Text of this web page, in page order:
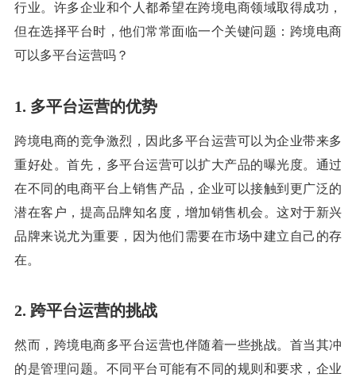
行业。许多企业和个人都希望在跨境电商领域取得成功，
但在选择平台时，他们常常面临一个关键问题：跨境电商
可以多平台运营吗？
1. 多平台运营的优势
跨境电商的竞争激烈，因此多平台运营可以为企业带来多
重好处。首先，多平台运营可以扩大产品的曝光度。通过
在不同的电商平台上销售产品，企业可以接触到更广泛的
潜在客户，提高品牌知名度，增加销售机会。这对于新兴
品牌来说尤为重要，因为他们需要在市场中建立自己的存
在。
2. 跨平台运营的挑战
然而，跨境电商多平台运营也伴随着一些挑战。首当其冲
的是管理问题。不同平台可能有不同的规则和要求，企业